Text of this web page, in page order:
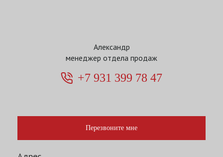
Александр
менеджер отдела продаж
+7 931 399 78 47
Перезвоните мне